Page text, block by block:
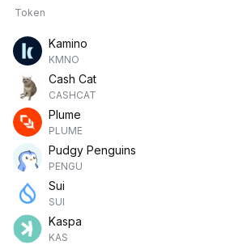
Token
Kamino
KMNO
Cash Cat
CASHCAT
Plume
PLUME
Pudgy Penguins
PENGU
Sui
SUI
Kaspa
KAS